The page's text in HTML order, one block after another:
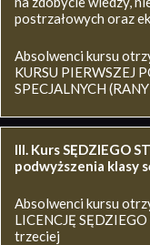
postrzałowych oraz
Absolwenci kursu
KURSU PIERWSZEJ
SPECJALNYCH
III. Kurs SĘDZIEGO
podwyższenia klasy
Absolwenci kursu
LICENCJĘ
trzeciej